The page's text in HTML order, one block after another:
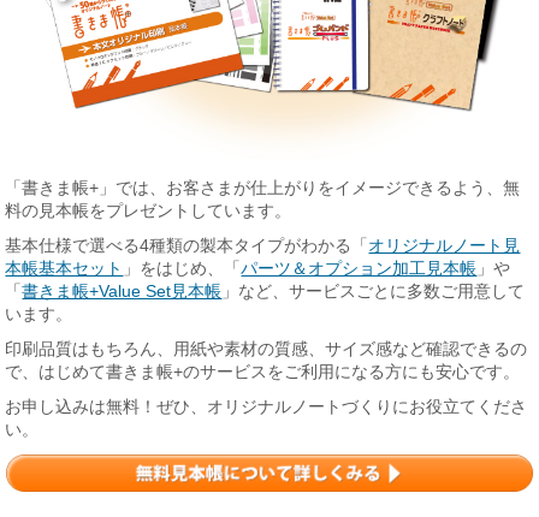
「書きま帳+」では、お客さまが仕上がりをイメージできるよう、無
料の見本帳をプレゼントしています。
基本仕様で選べる4種類の製本タイプがわかる「 オリジナルノート見
本帳基本セット 」をはじめ、「パーツ＆オプション加工見本帳 」や
「書きま帳+Value Set見本帳 」など、サービスごとに多数ご用意して
います。
印刷品質はもちろん、用紙や素材の質感、サイズ感など確認できるの
で、はじめて書きま帳+のサービスをご利用になる方にも安心です。
お申し込みは無料！ぜひ、オリジナルノートづくりにお役立てくださ
い。